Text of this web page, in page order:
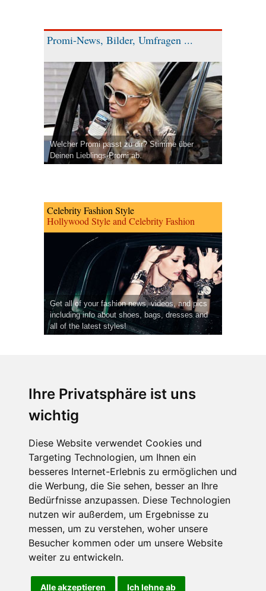
Ihre Privatsphäre ist uns
wichtig
Diese Website verwendet Cookies und
Targeting Technologien, um Ihnen ein
besseres Internet-Erlebnis zu ermöglichen und
die Werbung, die Sie sehen, besser an Ihre
Bedürfnisse anzupassen. Diese Technologien
nutzen wir außerdem, um Ergebnisse zu
messen, um zu verstehen, woher unsere
Besucher kommen oder um unsere Website
weiter zu entwickeln.
Alle akzeptieren Ich lehne ab
Promi-News, Bilder, Umfragen ...
Welcher Promi passt zu dir? Stimme über
Deinen Lieblings-Promi ab.
Celebrity Fashion Style
Hollywood Style and Celebrity Fashion
Get all of your fashion news, videos, and pics
including info about shoes, bags, dresses and
all of the latest styles!
CPost.org© 2013-2023 The Celebrity Post.
Terms of Use Privacy | Cookies Policy( Einstellungen ändern
About Us
Advertising
Contact Us
YouTube